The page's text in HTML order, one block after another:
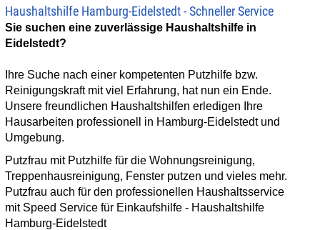
JOBS
KONTAKT
Haushaltshilfe Hamburg-Eidelstedt - Schneller Service
Sie suchen eine zuverlässige Haushaltshilfe in
Eidelstedt?
Ihre Suche nach einer kompetenten Putzhilfe bzw.
Reinigungskraft mit viel Erfahrung, hat nun ein Ende.
Unsere freundlichen Haushaltshilfen erledigen Ihre
Hausarbeiten professionell in Hamburg-Eidelstedt und
Umgebung.
Putzfrau mit Putzhilfe für die Wohnungsreinigung,
Treppenhausreinigung, Fenster putzen und vieles mehr.
Putzfrau auch für den professionellen Haushaltsservice
mit Speed Service für Einkaufshilfe - Haushaltshilfe
Hamburg-Eidelstedt